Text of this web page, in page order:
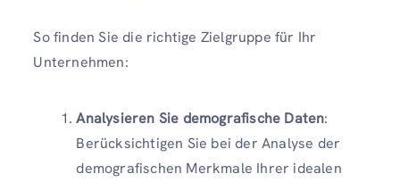
So finden Sie die richtige Zielgruppe für Ihr
Unternehmen:
Analysieren Sie demografische Daten:
Berücksichtigen Sie bei der Analyse der
demografischen Merkmale Ihrer idealen